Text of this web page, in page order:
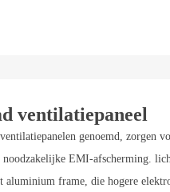
ventilatiepaneel
genoemd, zorgen
EMI-afscherming.
frame, die hogere